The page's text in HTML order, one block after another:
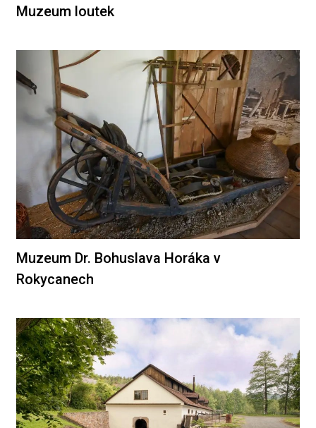
Muzeum loutek
Muzeum Dr. Bohuslava Horáka v
Rokycanech